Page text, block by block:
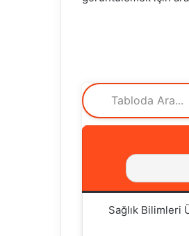
Sağlık Bilimleri